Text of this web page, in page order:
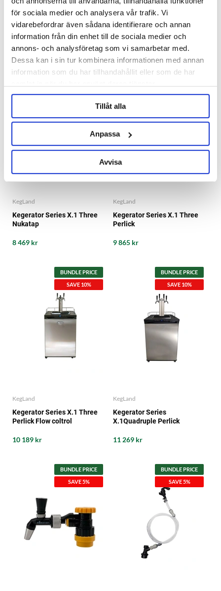
för sociala medier och analysera vår trafik. Vi
vidarebefordrar även sådana identifierare och annan
information från din enhet till de sociala medier och
annons- och analysföretag som vi samarbetar med.
Dessa kan i sin tur kombinera informationen med annan
information som du har tillhandahållit eller som de har
Tillåt alla
Anpassa
Avvisa
KegLand
Quadruple Nukatap Flow
Control
9 989 kr
KegLand
Quadruple Perlick Flow
control
11 665 kr
BUNDLE PRICE
SAVE 10%
KegLand
Kegerator Series X.1 Three
Nukatap
8 469 kr
BUNDLE PRICE
SAVE 10%
KegLand
Kegerator Series X.1 Three
Perlick
9 865 kr
BUNDLE PRICE
SAVE 10%
KegLand
Kegerator Series X.1 Three
Perlick Flow coltrol
10 189 kr
BUNDLE PRICE
SAVE 10%
KegLand
Kegerator Series
X.1Quadruple Perlick
11 269 kr
BUNDLE PRICE
SAVE 5%
BUNDLE PRICE
SAVE 5%